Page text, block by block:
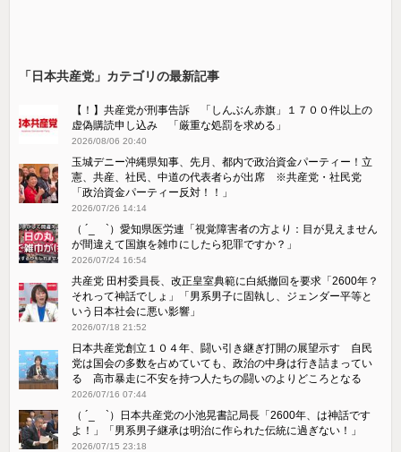
「日本共産党」カテゴリの最新記事
【！】共産党が刑事告訴 「しんぶん赤旗」１７００件以上の
虚偽購読申し込み 「厳重な処罰を求める」
2026/08/06 20:40
玉城デニー沖縄県知事、先月、都内で政治資金パーティー！立
憲、共産、社民、中道の代表者らが出席 ※共産党・社民党
「政治資金パーティー反対！！」
2026/07/26 14:14
（ ´_ゝ`）愛知県医労連「視覚障害者の方より：目が見えません
が間違えて国旗を雑巾にしたら犯罪ですか？」
2026/07/24 16:54
共産党 田村委員長、改正皇室典範に白紙撤回を要求「2600年？
それって神話でしょ」「男系男子に固執し、ジェンダー平等と
いう日本社会に悪い影響」
2026/07/18 21:52
日本共産党創立１０４年、闘い引き継ぎ打開の展望示す 自民
党は国会の多数を占めていても、政治の中身は行き詰まってい
る 高市暴走に不安を持つ人たちの闘いのよりどころとなる
2026/07/16 07:44
（ ´_ゝ`）日本共産党の小池晃書記局長「2600年、は神話です
よ！」「​男系男子継承は明治に作られた伝統に過ぎない！」
2026/07/15 23:18